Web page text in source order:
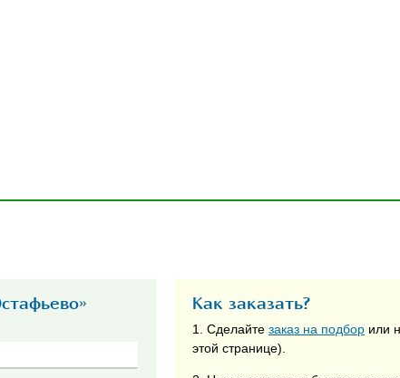
Как заказать?
1. Сделайте заказ на подбор или
этой странице).